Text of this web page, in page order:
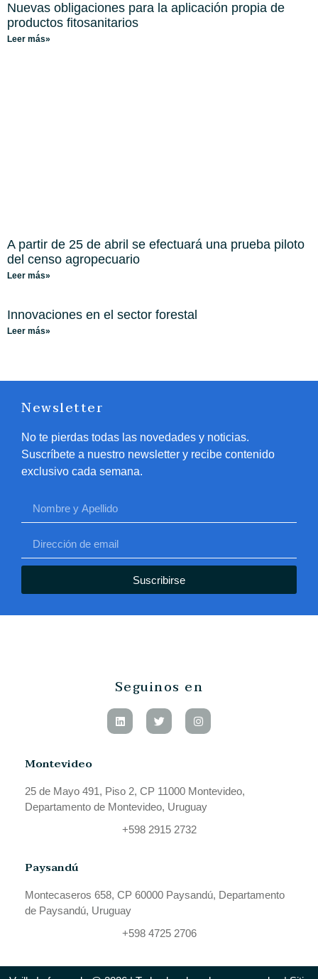
Nuevas obligaciones para la aplicación propia de
productos fitosanitarios
Leer más»
A partir de 25 de abril se efectuará una prueba piloto
del censo agropecuario
Leer más»
Innovaciones en el sector forestal
Leer más»
Newsletter
No te pierdas todas las novedades y noticias.
Suscríbete a nuestro newsletter y recibe contenido
exclusivo cada semana.
Suscribirse
Seguinos en
Montevideo
25 de Mayo 491, Piso 2, CP 11000 Montevideo,
Departamento de Montevideo, Uruguay
+598 2915 2732
Paysandú
Montecaseros 658, CP 60000 Paysandú, Departamento
de Paysandú, Uruguay
+598 4725 2706